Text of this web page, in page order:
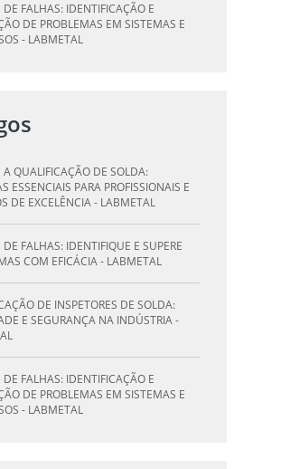
FALHAS: IDENTIFICAÇÃO E
DE PROBLEMAS EM SISTEMAS E
- LABMETAL
DE SOLDADORES: PILAR DO
- LABMETAL
QUALIFICAÇÃO DE SOLDA:
ESSENCIAIS PARA PROFISSIONAIS E
DE EXCELÊNCIA - LABMETAL
FALHAS: IDENTIFIQUE E SUPERE
COM EFICÁCIA - LABMETAL
DE INSPETORES DE SOLDA:
E SEGURANÇA NA INDÚSTRIA -
FALHAS: IDENTIFICAÇÃO E
DE PROBLEMAS EM SISTEMAS E
- LABMETAL